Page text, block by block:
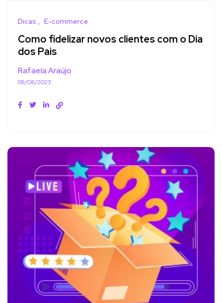
Dicas E-commerce
Como fidelizar novos clientes com o Dia
dos Pais
Rafaela Araújo
09/08/2023